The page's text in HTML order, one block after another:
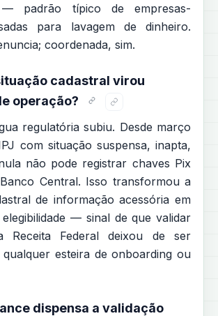
— padrão típico de empresas-
para lavagem de dinheiro.
coordenada, sim.
cadastral virou
operação?
regulatória subiu. Desde março
com situação suspensa, inapta,
não pode registrar chaves Pix
Central. Isso transformou a
de informação acessória em
— sinal de que validar
Receita Federal deixou de ser
esteira de onboarding ou
dispensa a validação